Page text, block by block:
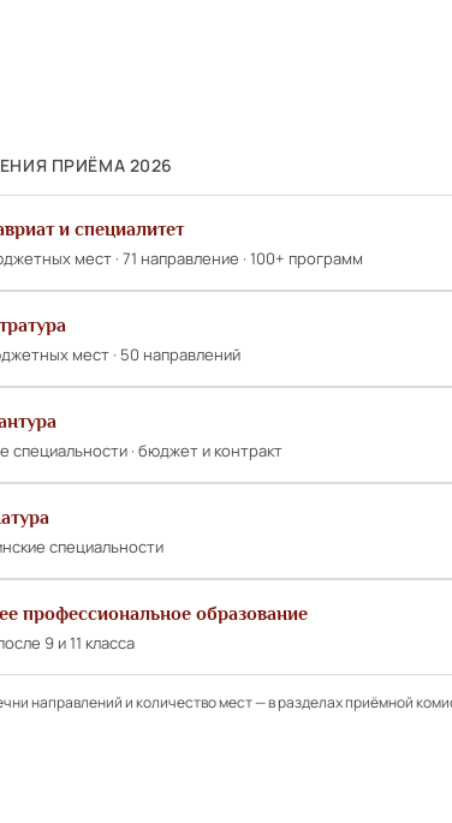
ПРИЁМА 2026
и специалитет
мест · 71 направление · 100+ программ
мест · 50 направлений
специальности · бюджет и контракт
специальности
профессиональное образование
9 и 11 класса
направлений и количество мест — в разделах приёмной